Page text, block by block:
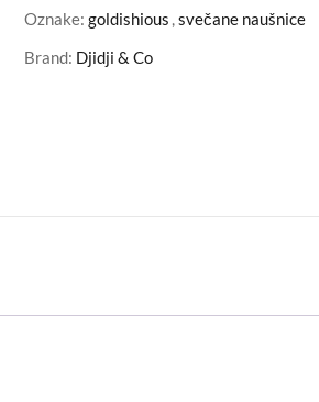
Oznake: goldishious ,svečane naušnice
Brand: Djidji & Co